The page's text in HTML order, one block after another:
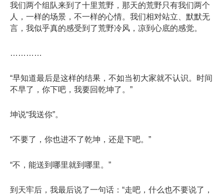
我们两个组队来到了十里荒野，那天的荒野只有我们两个
人，一样的场景，不一样的心情。我们相对站立、默默无
言，我似乎真的感受到了荒野冷风，凉到心底的感觉。
…………
“早知道最后是这样的结果，不如当初大家就不认识。时间
不早了，你下吧，我要回乾坤了。”
坤说“我送你”。
“不要了，你也进不了乾坤，还是下吧。”
“不，能送到哪里就到哪里。”
到天牢后，我最后说了一句话：“走吧，什么也不要说了，